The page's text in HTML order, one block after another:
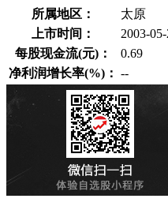
所属地区： 太原
上市时间：
2003-
每股现金流(元)：
0.69
净利润增长率(%)： --